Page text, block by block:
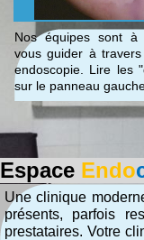
Nos équipes sont à
vous guider à
endoscopie. Lire les
sur le panneau
Espace Endo
Une clinique
présents, parfois
prestataires. Votre